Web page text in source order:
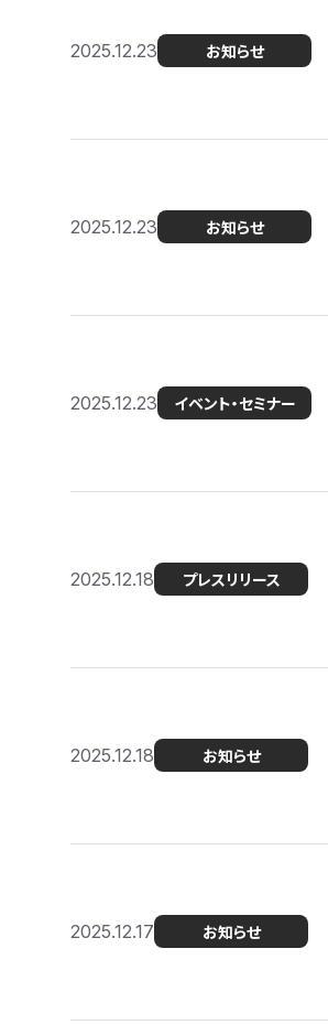
2025.12.23 お知らせ
2025.12.23 お知らせ
2025.12.23 イベント・セミナー
2025.12.18 プレスリリース
2025.12.18 お知らせ
2025.12.17 お知らせ